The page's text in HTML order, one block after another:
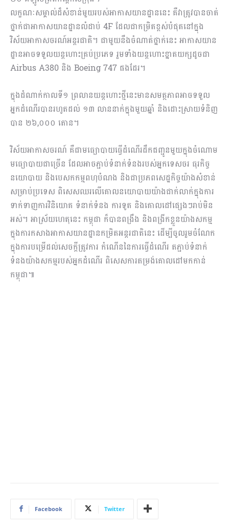
លក្ខណៈសម្គាល់ដ៏សំខាន់មួយរបស់អាកាសយានដ្ឋាននេះ គឺវាត្រូវបានចាត់
ថ្នាក់ជាអាកាសយានដ្ឋានលំដាប់ 4F ដែលជាកម្រិតខ្ពស់បំផុតនៅក្នុង
វិស័យអាកាសចរណ៍អន្តរជាតិ។ ជាមួយនឹងចំណាត់ថ្នាក់នេះ អាកាសយាន
ដ្ឋានអាចទទួលយន្តហោះគ្រប់ប្រភេទ រួមទាំងយន្តហោះខ្នាតយក្សដូចជា
Airbus A380 និង Boeing 747 ផងដែរ។
ក្នុងដំណាក់កាលទី១ ព្រលានយន្តហោះថ្មីនេះមានសមត្ថភាពអាចទទួល
អ្នកដំណើរបានរហូតដល់ ១៣ លាននាក់ក្នុងមួយឆ្នាំ និងដោះស្រាយទំនិញ
បាន ២៦,០០០ តោន។
វិស័យអាកាសចរណ៍ គឺជាមធ្យោបាយធ្វើដំណើរដឹកជញ្ជូនមួយក្នុងចំណោម
មធ្យោបាយជាច្រើន ដែលអាចភ្ជាប់ទំនាក់ទំនងរបស់អ្នកទេសចរ ធុរកិច្ច
នយោបាយ និងបេសកកម្មពហុបំណង និងជាប្រភពសេដ្ឋកិច្ចយ៉ាងសំខាន់
សម្រាប់ប្រទេស ពិសេសឈរលើគោលនយោបាយយ៉ាងជាក់លាក់ក្នុងការ
ទាក់ទាញការវិនិយោគ ទំនាក់ទំនង ការទូត និងគោលដៅផ្សេងៗរាប់មិន
អស់។ អាស្រ័យហេតុនេះ កម្ពុជា ក៏បានពង្រឹង និងពង្រីកខ្លួនយ៉ាងសកម្ម
ក្នុងការកសាងអាកាសយានដ្ឋានកម្រិតអន្តរជាតិនេះ ដើម្បីចូលរួមចំណែក
ក្នុងការបម្រើដល់សេចក្តីត្រូវការ កំណើននៃការធ្វើដំណើរ តភ្ជាប់ទំនាក់
ទំនងយ៉ាងសកម្មរបស់អ្នកដំណើរ ពិសេសការតម្រង់គោលដៅមកកាន់
កម្ពុជា៕
Facebook Twitter